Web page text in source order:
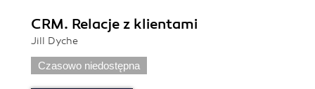
CRM. Relacje z klientami
Jill Dyche
Czasowo niedostępna